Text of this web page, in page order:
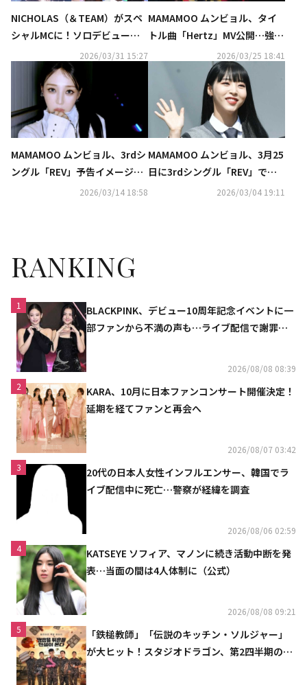
NICHOLAS（＆TEAM）がスペ
シャルMCに！ソロデビューを
果たしたKANGMIN、YUNAも登
場！『SBS人気歌謡』最新回が
「Music K」にて日本最速・独
占配信中
2026/03/31 15:27
MAMAMOO ムンビョル、タイ
トル曲「Hertz」MV公開…強烈
な魅力を持つレーサーに変身
2026/03/25 18:41
MAMAMOO ムンビョル、3rdシ
ングル「REV」予告イメージ公
2026/03/14 18:58
MAMAMOO ムンビョル、3月25
日に3rdシングル「REV」でカ
2026/03/04 19:11
RANKING
1
BLACKPINK、デビュー10周年記念イベントに一
部ファンから不満の声も…ライブ配信で謝罪
2026/08/08 08:39
2
KARA、10月に日本ファンコンサート開催決定！
延期を経てファンと再会へ
2026/08/07 03:42
3
20代の日本人女性インフルエンサー、韓国でラ
イブ配信中に死亡…警察が経緯を調査
2026/08/06 02:59
4
KATSEYE ソフィア、マノンに続き活動中断を発
表…当面の間は4人体制に（公式）
2026/08/08 09:21
5
「鉄槌教師」「伝説のキッチン・ソルジャー」
が大ヒット！スタジオドラゴン、第2四半期の売